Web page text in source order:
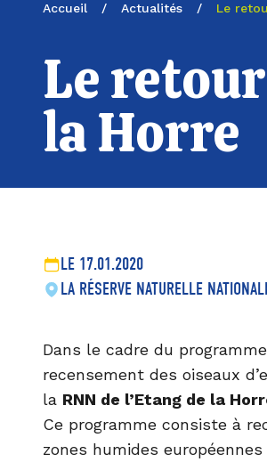
Accueil / Actualités / Le
Le
la Horre
LE 17.01.2020
LA RÉSERVE NATURELLE
Dans le cadre du
recensement des oiseaux
la RNN de l’Etang de la
Ce programme consiste à
zones humides